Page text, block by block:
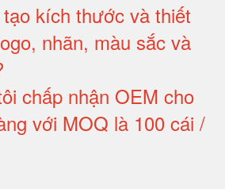
kích thước và thiết
nhãn, màu sắc và
chấp nhận OEM cho
với MOQ là 100 cái /